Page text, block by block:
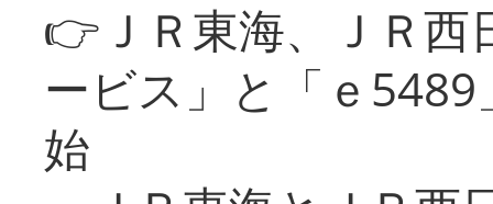
👉ＪＲ東海、ＪＲ
ービス」と「ｅ
始